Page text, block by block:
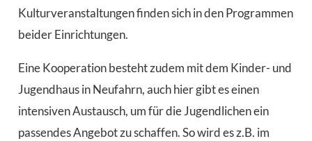
Kulturveranstaltungen finden sich in den Programmen
beider Einrichtungen.
Eine Kooperation besteht zudem mit dem Kinder- und
Jugendhaus in Neufahrn, auch hier gibt es einen
intensiven Austausch, um für die Jugendlichen ein
passendes Angebot zu schaffen. So wird es z.B. im